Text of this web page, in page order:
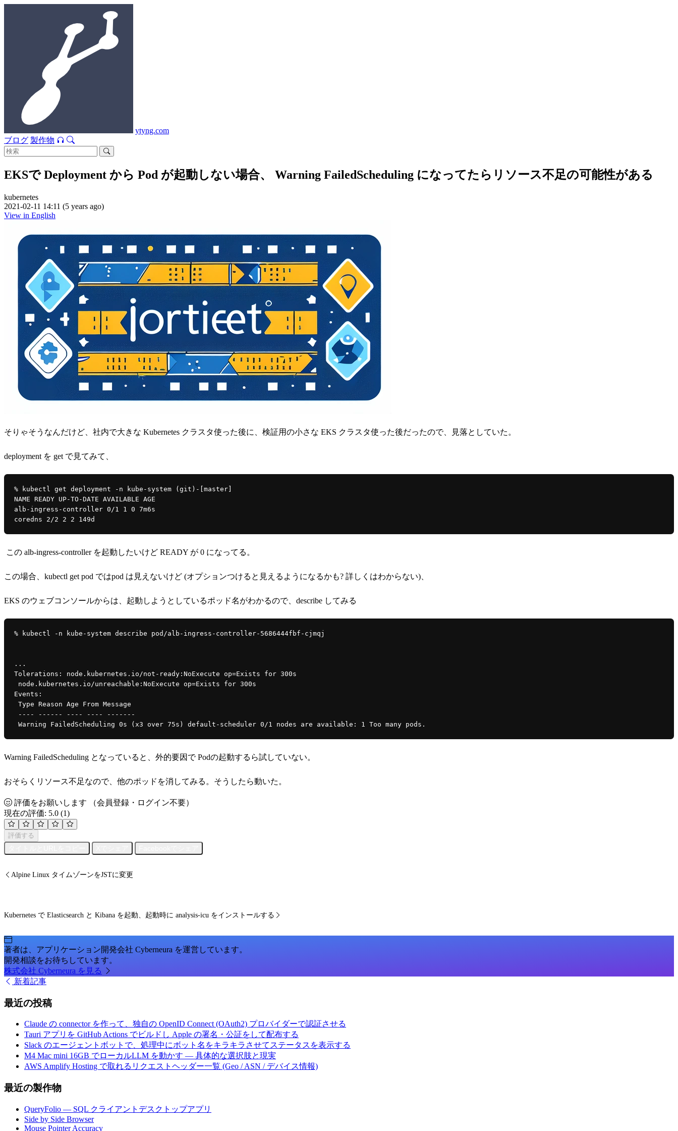
ytyng.com
ブログ 製作物
EKSで Deployment から Pod が起動しない場合、 Warning FailedScheduling になってたらリソース不足の可能性がある
kubernetes
2021-02-11 14:11 (5 years ago)
View in English
そりゃそうなんだけど、社内で大きな Kubernetes クラスタ使った後に、検証用の小さな EKS クラスタ使った後だったので、見落としていた。
deployment を get で見てみて、
% kubectl get deployment -n kube-system (git)-[master]
NAME READY UP-TO-DATE AVAILABLE AGE
alb-ingress-controller 0/1 1 0 7m6s
coredns 2/2 2 2 149d
この alb-ingress-controller を起動したいけど READY が 0 になってる。
この場合、kubectl get pod ではpod は見えないけど (オプションつけると見えるようになるかも? 詳しくはわからない)、
EKS のウェブコンソールからは、起動しようとしているポッド名がわかるので、describe してみる
% kubectl -n kube-system describe pod/alb-ingress-controller-5686444fbf-cjmqj
...
Tolerations: node.kubernetes.io/not-ready:NoExecute op=Exists for 300s
node.kubernetes.io/unreachable:NoExecute op=Exists for 300s
Events:
Type Reason Age From Message
---- ------ ---- ---- -------
Warning FailedScheduling 0s (x3 over 75s) default-scheduler 0/1 nodes are available: 1 Too many pods.
Warning FailedScheduling となっていると、外的要因で Podの起動するら試していない。
おそらくリソース不足なので、他のポッドを消してみる。そうしたら動いた。
評価をお願いします
（会員登録・ログイン不要）
現在の評価: 5.0 (1)
評価する
Alpine Linux タイムゾーンをJSTに変更
Kubernetes で Elasticsearch と Kibana を起動、起動時に analysis-icu をインストールする
著者は、アプリケーション開発会社 Cyberneura を運営しています。
開発相談をお待ちしています。
株式会社 Cyberneura を見る
新着記事
最近の投稿
Claude の connector を作って、独自の OpenID Connect (OAuth2) プロバイダーで認証させる
Tauri アプリを GitHub Actions でビルドし Apple の署名・公証をして配布する
Slack のエージェントボットで、処理中にボット名をキラキラさせてステータスを表示する
M4 Mac mini 16GB でローカルLLM を動かす — 具体的な選択肢と現実
AWS Amplify Hosting で取れるリクエストヘッダー一覧 (Geo / ASN / デバイス情報)
最近の製作物
QueryFolio — SQL クライアントデスクトップアプリ
Side by Side Browser
Mouse Pointer Accuracy